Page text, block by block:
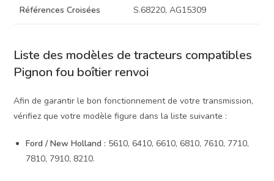
Références Croisées S.68220, AG15309
Liste des modèles de tracteurs compatibles
Pignon fou boîtier renvoi
Afin de garantir le bon fonctionnement de votre transmission,
vérifiez que votre modèle figure dans la liste suivante :
Ford / New Holland : 5610, 6410, 6610, 6810, 7610, 7710,
7810, 7910, 8210.